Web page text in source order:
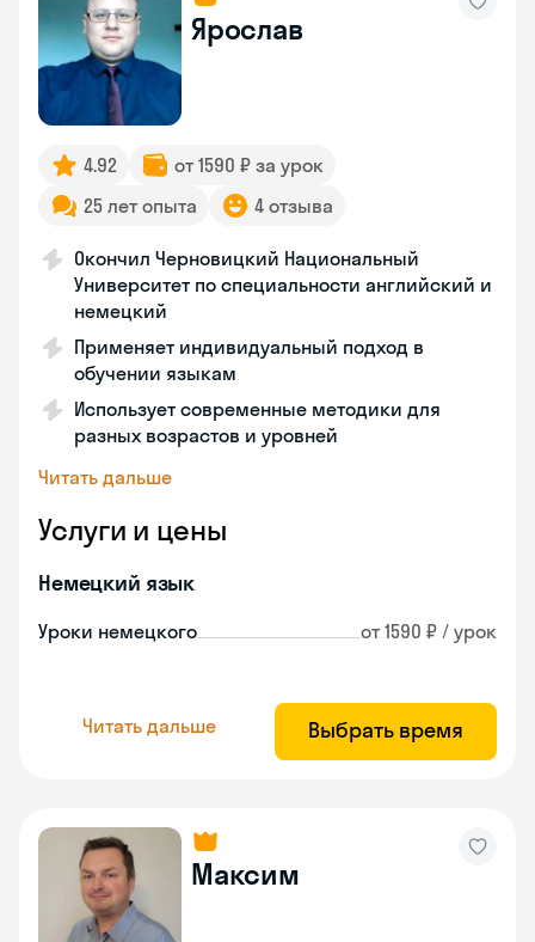
Ярослав
4.92
от 1590 ₽ за урок
25 лет опыта
4 отзыва
Окончил Черновицкий Национальный
Университет по специальности английский и
немецкий
Применяет индивидуальный подход в
обучении языкам
Использует современные методики для
разных возрастов и уровней
Читать дальше
Услуги и цены
Немецкий язык
Уроки немецкого от 1590 ₽ / урок
Читать дальше Выбрать время
Максим